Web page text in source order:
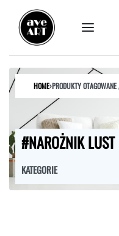
HOME›PRODUKTY
#NAROŻNIK LUST
KATEGORIE